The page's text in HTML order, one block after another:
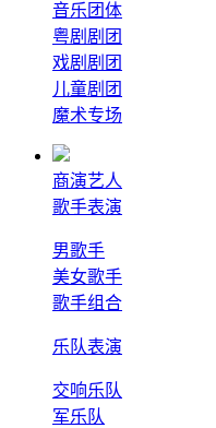
音乐团体
粤剧剧团
戏剧剧团
儿童剧团
魔术专场
商演艺人
歌手表演
男歌手
美女歌手
歌手组合
乐队表演
交响乐队
军乐队